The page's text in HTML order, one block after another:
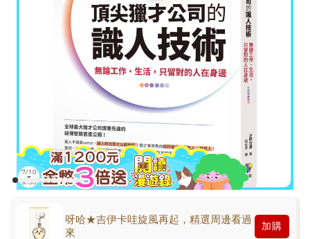
呀哈★吉伊卡哇旋風再起，精選周邊看過
來
加購